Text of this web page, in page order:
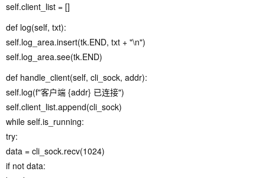
self.client_list = []
def log(self, txt):
self.log_area.insert(tk.END, txt + "\n")
self.log_area.see(tk.END)
def handle_client(self, cli_sock, addr):
self.log(f"客户端 {addr} 已连接")
self.client_list.append(cli_sock)
while self.is_running:
try:
data = cli_sock.recv(1024)
if not data: